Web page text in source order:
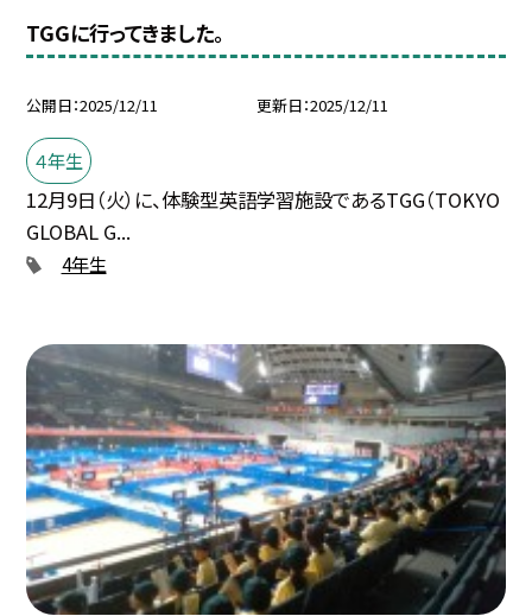
TGGに行ってきました。
公開日 2025/12/11 更新日 2025/12/11
４年生
12月9日（火）に、体験型英語学習施設であるTGG（TOKYO
GLOBAL G...
4年生